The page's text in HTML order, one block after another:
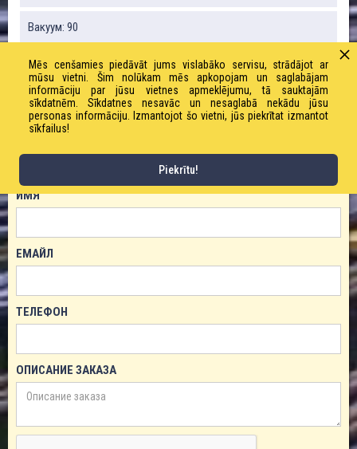
Вакуум: 90
Вес: 1210 г / м
Рабочее / предельное давление: 10/30 бар
ЗАКАЗАТЬ ТОВАР!
ИМЯ
ЕМАЙЛ
ТЕЛЕФОН
ОПИСАНИЕ ЗАКАЗА
Mēs cenšamies piedāvāt jums vislabāko servisu, strādājot ar
mūsu vietni. Šim nolūkam mēs apkopojam un saglabājam
informāciju par jūsu vietnes apmeklējumu, tā sauktajām
sīkdatnēm. Sīkdatnes nesavāc un nesaglabā nekādu jūsu
personas informāciju. Izmantojot šo vietni, jūs piekrītat izmantot
sīkfailus!
Piekrītu!